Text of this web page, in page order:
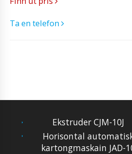
Ta en telefon
Ekstruder CJM-10J
Horisontal
kartongmaskain JAD-